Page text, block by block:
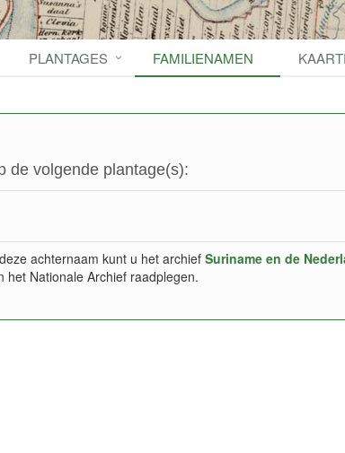
PLANTAGES FAMILIENAMEN
de volgende plantage(s):
achternaam kunt u het archiefSuriname en de
het Nationale Archief raadplegen.